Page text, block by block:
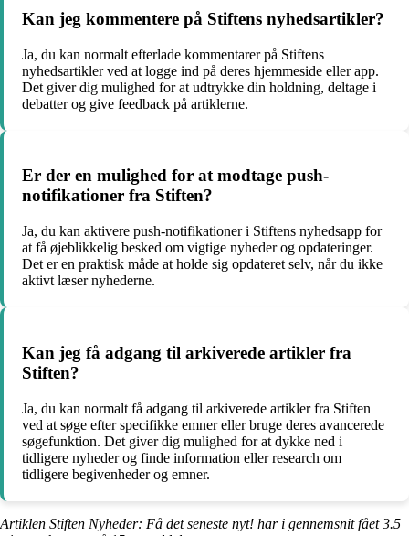
Kan jeg kommentere på Stiftens nyhedsartikler?
Ja, du kan normalt efterlade kommentarer på Stiftens
nyhedsartikler ved at logge ind på deres hjemmeside eller app.
Det giver dig mulighed for at udtrykke din holdning, deltage i
debatter og give feedback på artiklerne.
Er der en mulighed for at modtage push-
notifikationer fra Stiften?
Ja, du kan aktivere push-notifikationer i Stiftens nyhedsapp for
at få øjeblikkelig besked om vigtige nyheder og opdateringer.
Det er en praktisk måde at holde sig opdateret selv, når du ikke
aktivt læser nyhederne.
Kan jeg få adgang til arkiverede artikler fra
Stiften?
Ja, du kan normalt få adgang til arkiverede artikler fra Stiften
ved at søge efter specifikke emner eller bruge deres avancerede
søgefunktion. Det giver dig mulighed for at dykke ned i
tidligere nyheder og finde information eller research om
tidligere begivenheder og emner.
Artiklen Stiften Nyheder: Få det seneste nyt! har i gennemsnit fået3.5